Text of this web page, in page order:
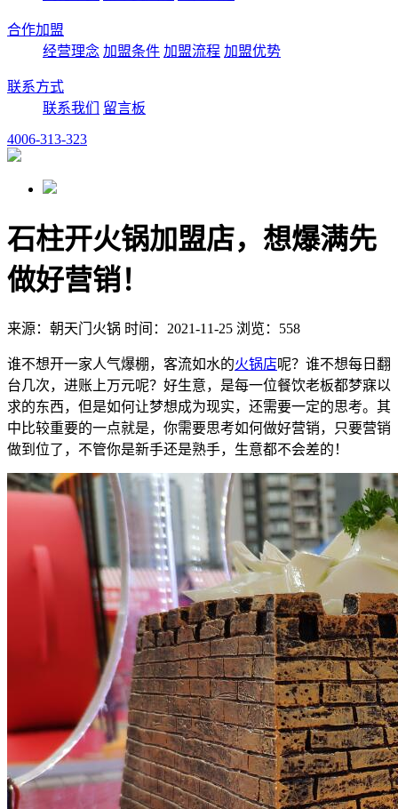
合作加盟
经营理念 加盟条件 加盟流程 加盟优势
联系方式
联系我们
留言板
4006-313-323
石柱开火锅加盟店，想爆满先
做好营销！
来源：朝天门火锅 时间：2021-11-25 浏览：558
谁不想开一家人气爆棚，客流如水的火锅店呢？谁不想每日翻
台几次，进账上万元呢？好生意，是每一位餐饮老板都梦寐以
求的东西，但是如何让梦想成为现实，还需要一定的思考。其
中比较重要的一点就是，你需要思考如何做好营销，只要营销
做到位了，不管你是新手还是熟手，生意都不会差的！